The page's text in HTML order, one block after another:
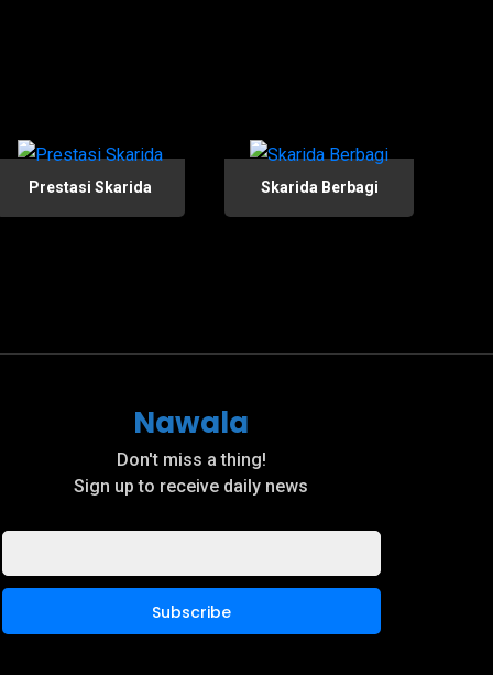
Prestasi Skarida Skarida Berbagi
Nawala
Don't miss a thing!
Sign up to receive daily news